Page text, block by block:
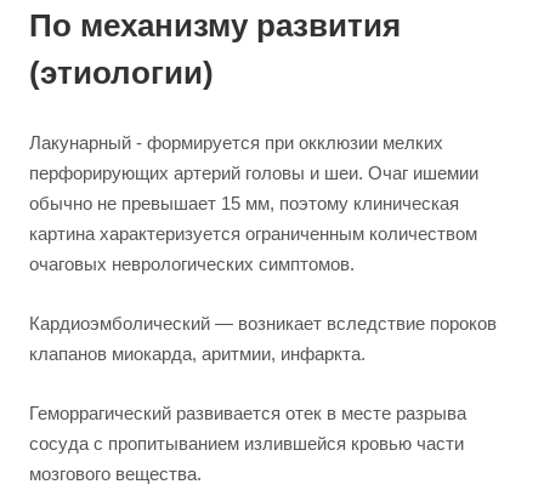
По механизму развития
(этиологии)
Лакунарный - формируется при окклюзии мелких
перфорирующих артерий головы и шеи. Очаг ишемии
обычно не превышает 15 мм, поэтому клиническая
картина характеризуется ограниченным количеством
очаговых неврологических симптомов.
Кардиоэмболический — возникает вследствие пороков
клапанов миокарда, аритмии, инфаркта.
Геморрагический развивается отек в месте разрыва
сосуда с пропитыванием излившейся кровью части
мозгового вещества.